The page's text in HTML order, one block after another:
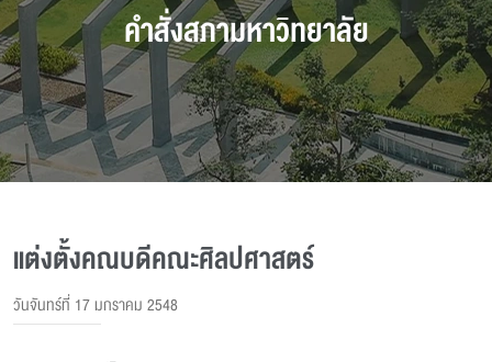
คำสั่งสภามหาวิทยาลัย
แต่งตั้งคณบดีคณะศิลปศาสตร์
วันจันทร์ที่ 17 มกราคม 2548